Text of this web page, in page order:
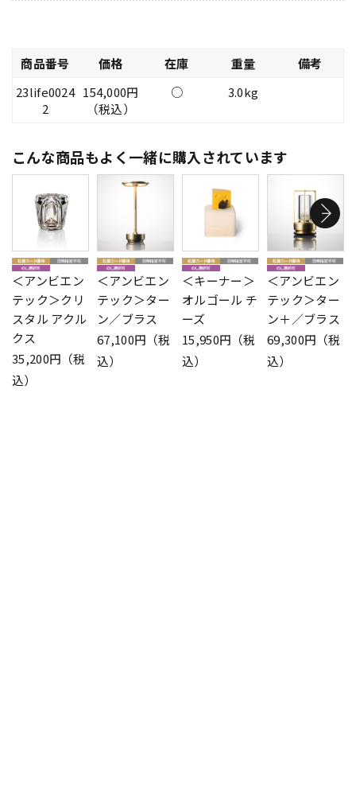
商品番号 価格 在庫 重量
備考
23life0024
2
154,000円
（税込）
○ 3.0kg
こんな商品もよく一緒に購入されています
＜アンビエン
テック＞クリ
スタル アクル
クス
35,200円（税
込）
＜アンビエン
テック＞ター
ン／ブラス
67,100円（税
込）
＜キーナー＞
オルゴール チ
ーズ
15,950円（税
込）
＜アンビエン
テック＞ター
ン＋／ブラス
69,300円（税
込）